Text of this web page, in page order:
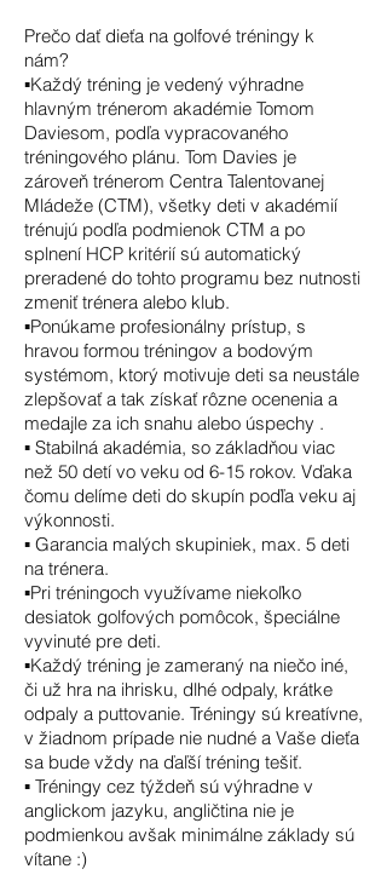
Prečo dať dieťa na golfové tréningy k
nám?
▪️Každý tréning je vedený výhradne
hlavným trénerom akadémie Tomom
Daviesom, podľa vypracovaného
tréningového plánu. Tom Davies je
zároveň trénerom Centra Talentovanej
Mládeže (CTM), všetky deti v akadémií
trénujú podľa podmienok CTM a po
splnení HCP kritérií sú automatický
preradené do tohto programu bez nutnosti
zmeniť trénera alebo klub.
▪️Ponúkame profesionálny prístup, s
hravou formou tréningov a bodovým
systémom, ktorý motivuje deti sa neustále
zlepšovať a tak získať rôzne ocenenia a
medajle za ich snahu alebo úspechy .
▪️ Stabilná akadémia, so základňou viac
než 50 detí vo veku od 6-15 rokov. Vďaka
čomu delíme deti do skupín poďľa veku aj
výkonnosti.
▪️ Garancia malých skupiniek, max. 5 deti
na trénera.
▪️Pri tréningoch využívame niekoľko
desiatok golfových pomôcok, špeciálne
vyvinuté pre deti.
▪️Každý tréning je zameraný na niečo iné,
či už hra na ihrisku, dlhé odpaly, krátke
odpaly a puttovanie. Tréningy sú kreatívne,
v žiadnom prípade nie nudné a Vaše dieťa
sa bude vždy na ďaľší tréning tešiť.
▪️ Tréningy cez týždeň sú výhradne v
anglickom jazyku, angličtina nie je
podmienkou avšak minimálne základy sú
vítane :)